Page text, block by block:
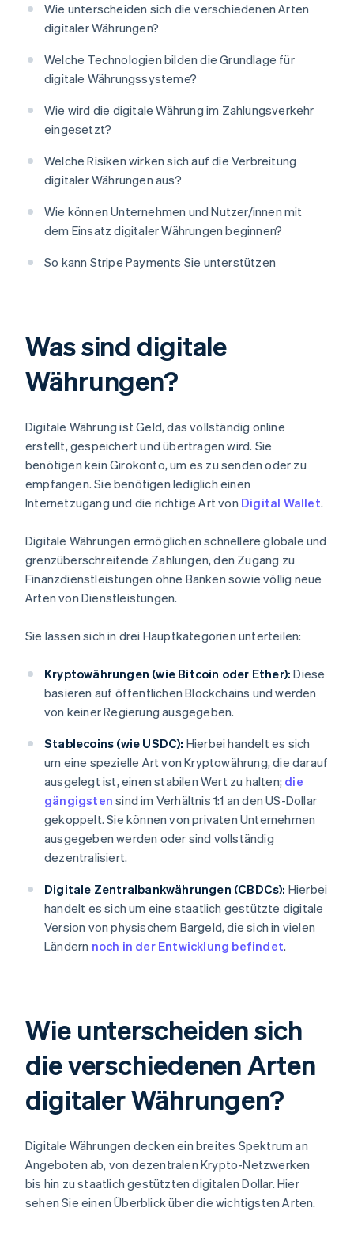
Wie unterscheiden sich die verschiedenen Arten
digitaler Währungen?
Welche Technologien bilden die Grundlage für
digitale Währungssysteme?
Wie wird die digitale Währung im Zahlungsverkehr
eingesetzt?
Welche Risiken wirken sich auf die Verbreitung
digitaler Währungen aus?
Wie können Unternehmen und Nutzer/innen mit
dem Einsatz digitaler Währungen beginnen?
So kann Stripe Payments Sie unterstützen
Was sind digitale
Währungen?
Digitale Währung ist Geld, das vollständig online
erstellt, gespeichert und übertragen wird. Sie
benötigen kein Girokonto, um es zu senden oder zu
empfangen. Sie benötigen lediglich einen
Internetzugang und die richtige Art von Digital Wallet.
Digitale Währungen ermöglichen schnellere globale und
grenzüberschreitende Zahlungen, den Zugang zu
Finanzdienstleistungen ohne Banken sowie völlig neue
Arten von Dienstleistungen.
Sie lassen sich in drei Hauptkategorien unterteilen:
Kryptowährungen (wie Bitcoin oder Ether): Diese
basieren auf öffentlichen Blockchains und werden
von keiner Regierung ausgegeben.
Stablecoins (wie USDC): Hierbei handelt es sich
um eine spezielle Art von Kryptowährung, die darauf
ausgelegt ist, einen stabilen Wert zu halten; die
gängigsten sind im Verhältnis 1:1 an den US-Dollar
gekoppelt. Sie können von privaten Unternehmen
ausgegeben werden oder sind vollständig
dezentralisiert.
Digitale Zentralbankwährungen (CBDCs): Hierbei
handelt es sich um eine staatlich gestützte digitale
Version von physischem Bargeld, die sich in vielen
Ländern noch in der Entwicklung befindet.
Wie unterscheiden sich
die verschiedenen Arten
digitaler Währungen?
Digitale Währungen decken ein breites Spektrum an
Angeboten ab, von dezentralen Krypto-Netzwerken
bis hin zu staatlich gestützten digitalen Dollar. Hier
sehen Sie einen Überblick über die wichtigsten Arten.